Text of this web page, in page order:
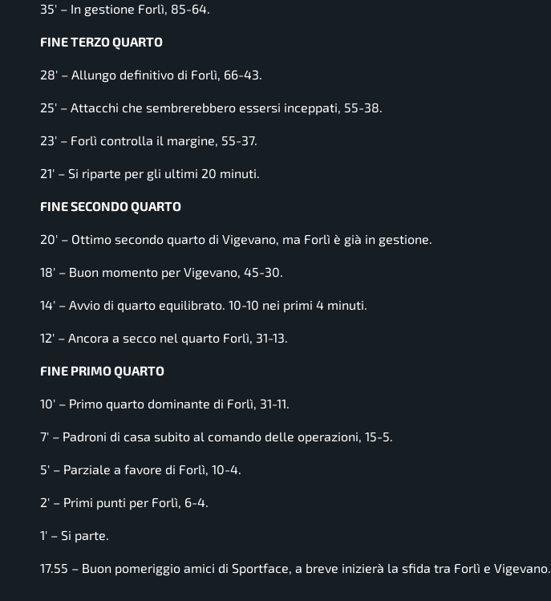
35′ – In gestione Forlì, 85-64.
FINE TERZO QUARTO
28′ – Allungo definitivo di Forlì, 66-43.
25′ – Attacchi che sembrerebbero essersi inceppati, 55-38.
23′ – Forlì controlla il margine, 55-37.
21′ – Si riparte per gli ultimi 20 minuti.
FINE SECONDO QUARTO
20′ – Ottimo secondo quarto di Vigevano, ma Forlì è già in gestione.
18′ – Buon momento per Vigevano, 45-30.
14′ – Avvio di quarto equilibrato. 10-10 nei primi 4 minuti.
12′ – Ancora a secco nel quarto Forlì, 31-13.
FINE PRIMO QUARTO
10′ – Primo quarto dominante di Forlì, 31-11.
7′ – Padroni di casa subito al comando delle operazioni, 15-5.
5′ – Parziale a favore di Forlì, 10-4.
2′ – Primi punti per Forlì, 6-4.
1′ – Si parte.
17.55 – Buon pomeriggio amici di Sportface, a breve inizierà la sfida tra Forlì e Vigevano.